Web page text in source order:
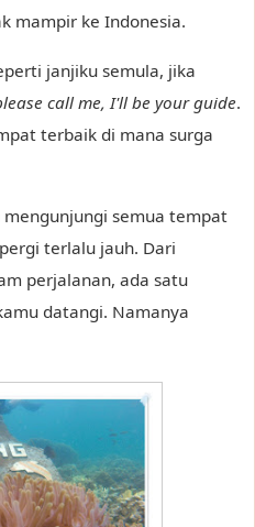
mampir ke Indonesia.
janjiku semula, jika
call me, I'll be your guide.
terbaik di mana surga
semua tempat
terlalu jauh. Dari
perjalanan, ada satu
datangi. Namanya